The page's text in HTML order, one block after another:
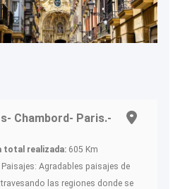
Chambord- Paris.-
total realizada: 605 Km
Paisajes: Agradables paisajes de
las regiones donde se